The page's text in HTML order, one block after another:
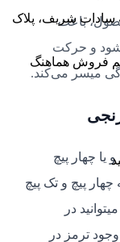
این محصول، باعث
و حرکت
میسر می‌­کند.
چهار پیچ
پیچ و تک پیچ
در
ترمز در
سادات شریف، پلاک
فروش هماهنگ